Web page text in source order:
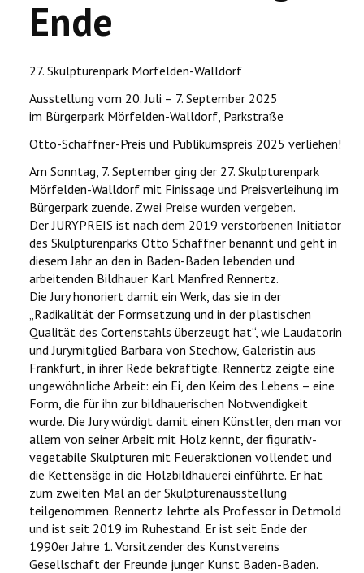
Ende
27. Skulpturenpark Mörfelden-Walldorf
Ausstellung vom 20. Juli – 7. September 2025
im Bürgerpark Mörfelden-Walldorf, Parkstraße
Otto-Schaffner-Preis und Publikumspreis 2025 verliehen!
Am Sonntag, 7. September ging der 27. Skulpturenpark
Mörfelden-Walldorf mit Finissage und Preisverleihung im
Bürgerpark zuende. Zwei Preise wurden vergeben.
Der JURYPREIS ist nach dem 2019 verstorbenen Initiator
des Skulpturenparks Otto Schaffner benannt und geht in
diesem Jahr an den in Baden-Baden lebenden und
arbeitenden Bildhauer Karl Manfred Rennertz.
Die Jury honoriert damit ein Werk, das sie in der
„Radikalität der Formsetzung und in der plastischen
Qualität des Cortenstahls überzeugt hat“, wie Laudatorin
und Jurymitglied Barbara von Stechow, Galeristin aus
Frankfurt, in ihrer Rede bekräftigte. Rennertz zeigte eine
ungewöhnliche Arbeit: ein Ei, den Keim des Lebens – eine
Form, die für ihn zur bildhauerischen Notwendigkeit
wurde. Die Jury würdigt damit einen Künstler, den man vor
allem von seiner Arbeit mit Holz kennt, der figurativ-
vegetabile Skulpturen mit Feueraktionen vollendet und
die Kettensäge in die Holzbildhauerei einführte. Er hat
zum zweiten Mal an der Skulpturenausstellung
teilgenommen. Rennertz lehrte als Professor in Detmold
und ist seit 2019 im Ruhestand. Er ist seit Ende der
1990er Jahre 1. Vorsitzender des Kunstvereins
Gesellschaft der Freunde junger Kunst Baden-Baden.